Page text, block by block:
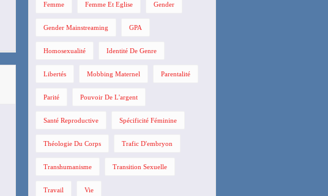
Femme Femme Et Eglise Gender
Gender Mainstreaming GPA
Homosexualité Identité De Genre
Libertés Mobbing Maternel Parentalité
Parité Pouvoir De L'argent
Santé Reproductive Spécificité Féminine
Théologie Du Corps Trafic D'embryon
Transhumanisme Transition Sexuelle
Travail Vie